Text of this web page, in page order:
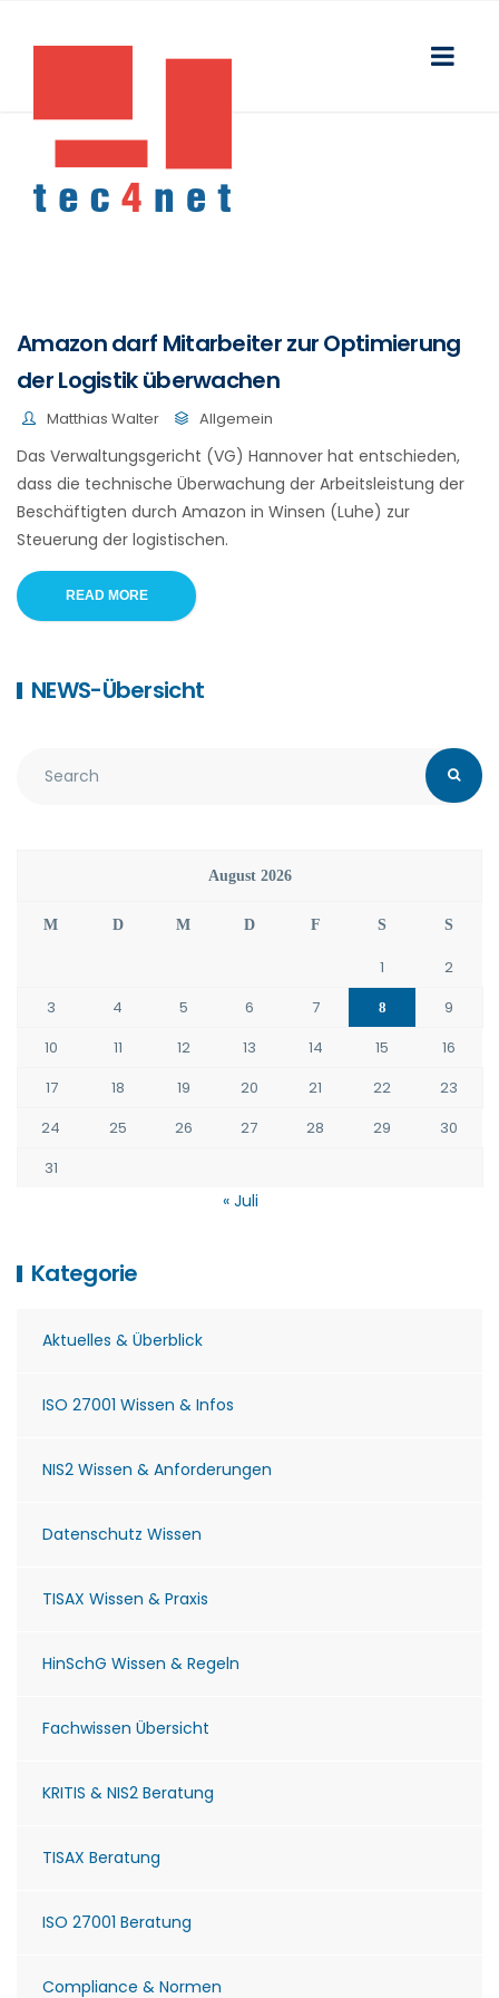
Amazon darf Mitarbeiter zur Optimierung
der Logistik überwachen
Matthias Walter Allgemein
Das Verwaltungsgericht (VG) Hannover hat entschieden,
dass die technische Überwachung der Arbeitsleistung der
Beschäftigten durch Amazon in Winsen (Luhe) zur
Steuerung der logistischen.
READ MORE
NEWS-Übersicht
August 2026
M D M D F S S
1
2
3
4 5 6 7 8
9
10
11 12 13 14 15
16
17
18 19 20 21 22
23
24
25 26 27 28 29
30
31
« Juli
Kategorie
Aktuelles & Überblick
ISO 27001 Wissen & Infos
NIS2 Wissen & Anforderungen
Datenschutz Wissen
TISAX Wissen & Praxis
HinSchG Wissen & Regeln
Fachwissen Übersicht
KRITIS & NIS2 Beratung
TISAX Beratung
ISO 27001 Beratung
Compliance & Normen